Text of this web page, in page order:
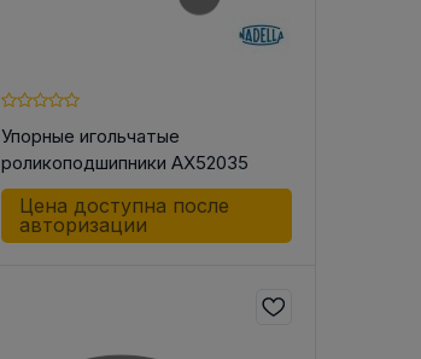
Упорные игольчатые
роликоподшипники AX52035
Цена доступна после
авторизации